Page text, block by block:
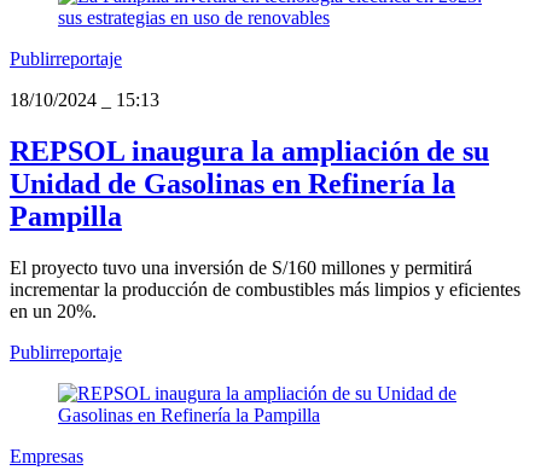
Publirreportaje
18/10/2024
15:13
REPSOL inaugura la ampliación de su
Unidad de Gasolinas en Refinería la
Pampilla
El proyecto tuvo una inversión de S/160 millones y permitirá
incrementar la producción de combustibles más limpios y eficientes
en un 20%.
Publirreportaje
Empresas